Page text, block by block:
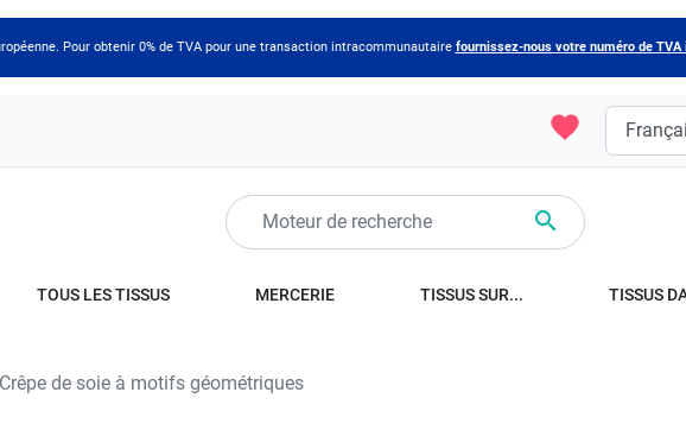
Pour obtenir 0% de TVA pour une transaction intracommunautaire fournissez-nous votre numéro de
favorite

TOUS LES TISSUS MERCERIE TISSUS SUR... TISSUS
Crêpe de soie à motifs géométriques